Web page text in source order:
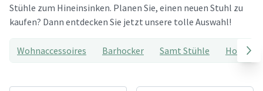
Stühle zum Hineinsinken. Planen Sie, einen neuen Stuhl zu
kaufen? Dann entdecken Sie jetzt unsere tolle Auswahl!
Wohnaccessoires Barhocker Samt Stühle Hocker